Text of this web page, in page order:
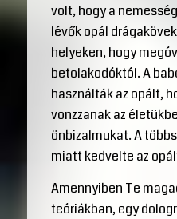
volt, hogy a
lévők opál
helyeken, hogy
betolakodóktól. A
használták az opált,
vonzzanak az
önbizalmukat. A
miatt kedvelte az
Amennyiben Te
teóriákban, egy